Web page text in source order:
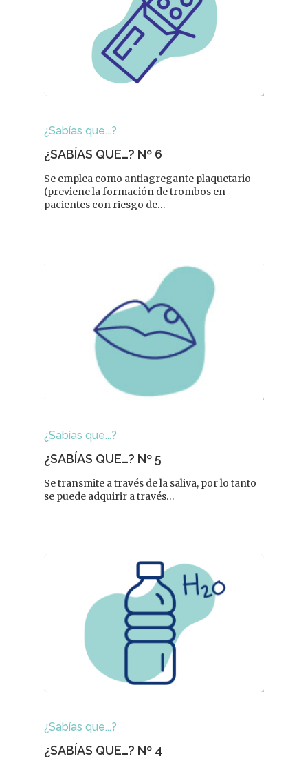
¿Sabías que...?
¿SABÍAS QUE…? Nº 6
Se emplea como antiagregante plaquetario
(previene la formación de trombos en
pacientes con riesgo de…
¿Sabías que...?
¿SABÍAS QUE…? Nº 5
Se transmite a través de la saliva, por lo tanto
se puede adquirir a través…
¿Sabías que...?
¿SABÍAS QUE…? Nº 4